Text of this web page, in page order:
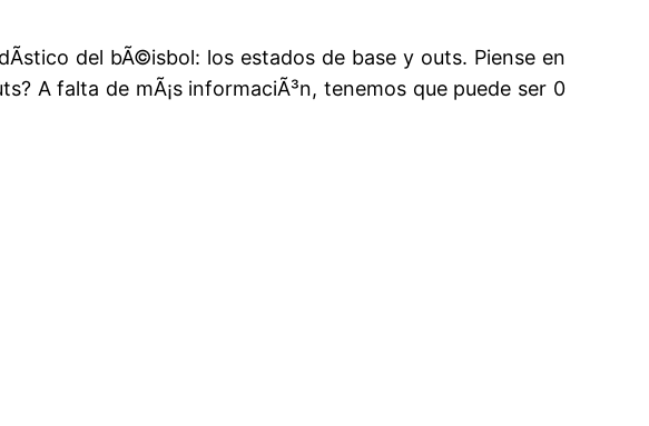
del bÃ©isbol: los estados de base y outs. Piense en
A falta de mÃ¡s informaciÃ³n, tenemos que puede ser 0